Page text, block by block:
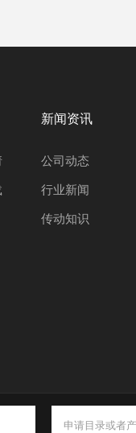
新闻资讯
公司动态
行业新闻
传动知识